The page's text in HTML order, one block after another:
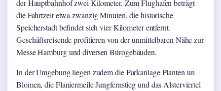
der Hauptbahnhof zwei Kilometer. Zum Flughafen beträgt
die Fahrtzeit etwa zwanzig Minuten, die historische
Speicherstadt befindet sich vier Kilometer entfernt.
Geschäftsreisende profitieren von der unmittelbaren Nähe zur
Messe Hamburg und diversen Bürogebäuden.
In der Umgebung liegen zudem die Parkanlage Planten un
Blomen, die Flaniermeile Jungfernstieg und das Alsterviertel